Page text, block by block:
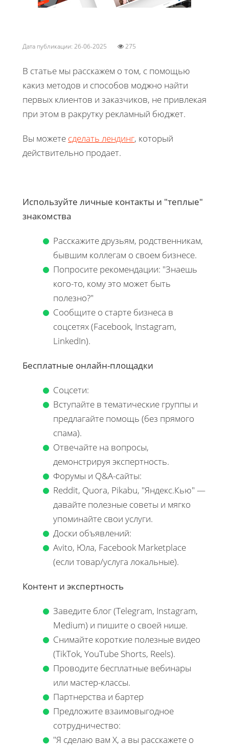
Дата публикации: 26-06-2025 275
В статье мы расскажем о том, с помощью
какиз методов и способов моджно найти
первых клиентов и заказчиков, не привлекая
при этом в ракрутку рекламный бюджет.
Вы можете сделать лендинг, который
действительно продает.
Используйте личные контакты и "теплые"
знакомства
Расскажите друзьям, родственникам,
бывшим коллегам о своем бизнесе.
Попросите рекомендации: "Знаешь
кого-то, кому это может быть
полезно?"
Сообщите о старте бизнеса в
соцсетях (Facebook, Instagram,
LinkedIn).
Бесплатные онлайн-площадки
Соцсети:
Вступайте в тематические группы и
предлагайте помощь (без прямого
спама).
Отвечайте на вопросы,
демонстрируя экспертность.
Форумы и Q&A-сайты:
Reddit, Quora, Pikabu, "Яндекс.Кью" —
давайте полезные советы и мягко
упоминайте свои услуги.
Доски объявлений:
Avito, Юла, Facebook Marketplace
(если товар/услуга локальные).
Контент и экспертность
Заведите блог (Telegram, Instagram,
Medium) и пишите о своей нише.
Снимайте короткие полезные видео
(TikTok, YouTube Shorts, Reels).
Проводите бесплатные вебинары
или мастер-классы.
Партнерства и бартер
Предложите взаимовыгодное
сотрудничество:
"Я сделаю вам X, а вы расскажете о